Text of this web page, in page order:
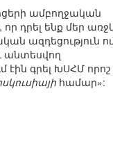
ամբողջական
դրել ենք մեր
ազդեցություն
էին գրել ԽՍՀՄ որոշ
համար»: